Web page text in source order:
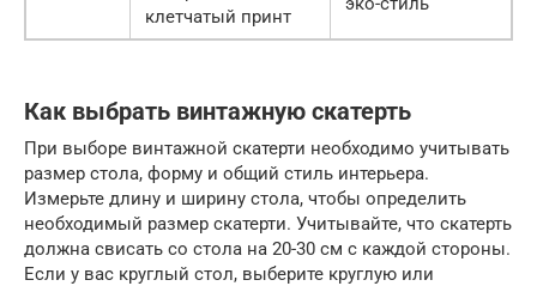
клетчатый принт
Как выбрать винтажную скатерть
При выборе винтажной скатерти необходимо учитывать
размер стола, форму и общий стиль интерьера.
Измерьте длину и ширину стола, чтобы определить
необходимый размер скатерти. Учитывайте, что скатерть
должна свисать со стола на 20-30 см с каждой стороны.
Если у вас круглый стол, выберите круглую или